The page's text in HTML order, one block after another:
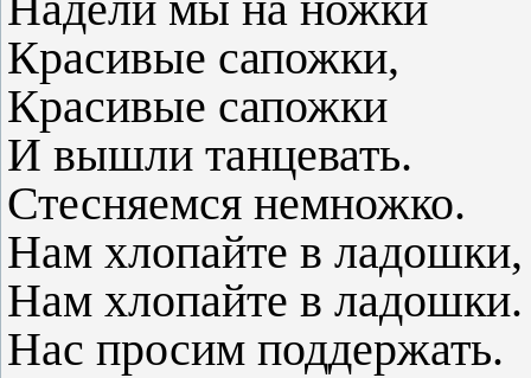
Красивые сапожки,
Красивые сапожки
И вышли танцевать.
Стесняемся немножко.
Нам хлопайте в ладошки,
Нам хлопайте в ладошки.
Нас просим поддержать.